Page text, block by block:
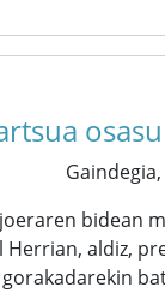
Gaindegia,
bidean
aldiz,